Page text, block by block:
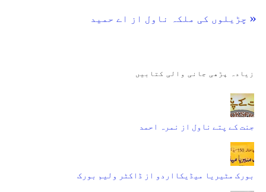
« چڑیلوں کی ملکہ ناول از اے حمید
زیادہ پڑھی جانی والی کتابیں
جنت کے پتے ناول از نمرہ احمد
بورک مٹیریا میڈیکااردو از ڈاکٹر ولیم بورک